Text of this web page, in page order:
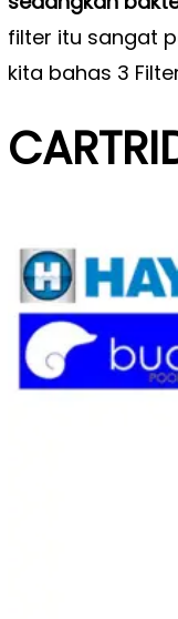
filter itu sangat
kita bahas 3